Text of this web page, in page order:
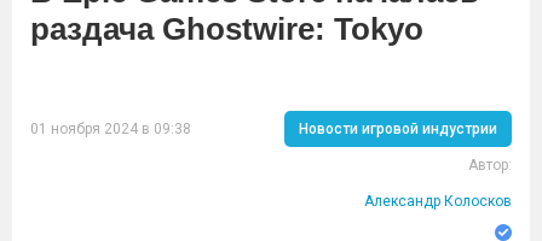
раздача Ghostwire: Tokyo
01 ноября 2024 в 09:38 Новости игровой индустрии
Автор:
Александр Колосков